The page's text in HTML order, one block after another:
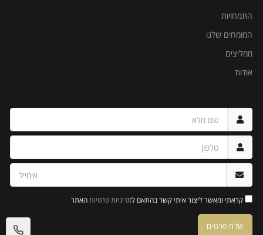
התמחויות
המומחים שלנו
ממליצים
אודות
קראתי ומאשר ליצור איתי קשר בהתאם למדיניות פרטיותהאתר
שלח פרטים